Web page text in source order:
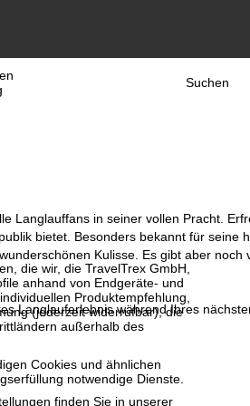
die wir, die TravelTrex GmbH,
anhand von Endgeräte- und
Produktempfehlung,
(jederzeit widerrufbar), die
außerhalb des
Cookies und ähnlichen
notwendige Dienste.
finden Sie in unserer
Suchen
Langlauffans in seiner vollen Pracht.
bietet. Besonders bekannt für seine
Kulisse. Es gibt aber noch
Langlauferlebnis während Ihres